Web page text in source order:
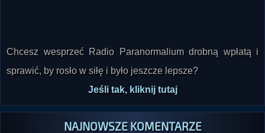
sprawić, by rosło w siłę i było jeszcze lepsze?
Jeśli tak, kliknij tutaj
NAJNOWSZE KOMENTARZE
napisał(a) komentarzdo audycjiOdc. 60 - Przybysze z innego świata.